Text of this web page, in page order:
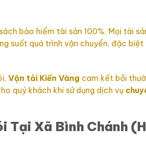
bảo hiểm tài sản 100%. Mọi tài
suốt quá trình vận chuyển, đặc biệt
Vận tải Kiến Vàng cam kết bồi
quý khách khi sử dụng dịch vụ
Tại Xã Bình Chánh